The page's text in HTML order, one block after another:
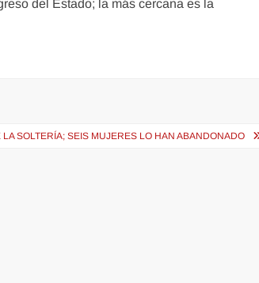
del Estado; la más cercana es la
SOLTERÍA; SEIS MUJERES LO HAN ABANDONADO